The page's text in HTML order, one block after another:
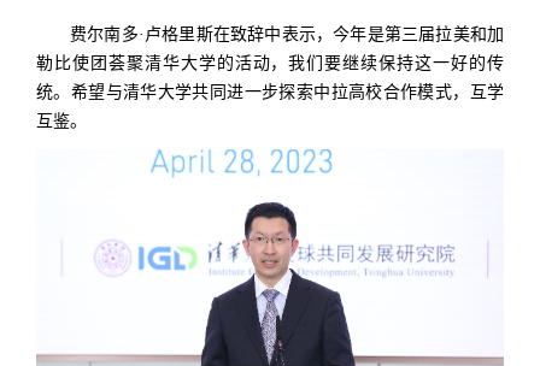
费尔南多·卢格里斯在致辞中表示，今年是第三届拉美和加
勒比使团荟聚清华大学的活动，我们要继续保持这一好的传
统。希望与清华大学共同进一步探索中拉高校合作模式，互学
互鉴。